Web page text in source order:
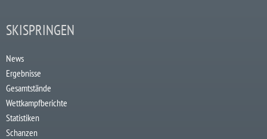
SKISPRINGEN
News
Ergebnisse
Gesamtstände
Wettkampfberichte
Statistiken
Schanzen